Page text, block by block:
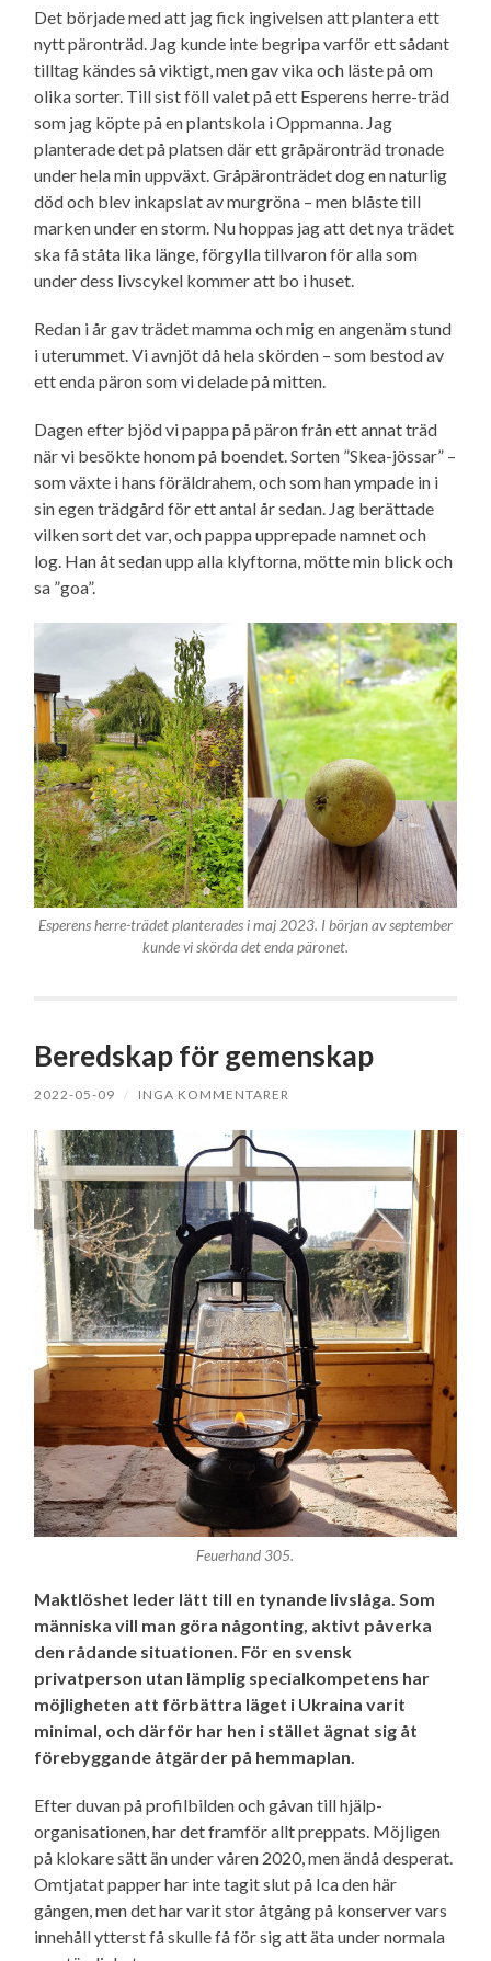
Det började med att jag fick ingivelsen att plantera ett
nytt päronträd. Jag kunde inte begripa varför ett sådant
tilltag kändes så viktigt, men gav vika och läste på om
olika sorter. Till sist föll valet på ett Esperens herre-träd
som jag köpte på en plantskola i Oppmanna. Jag
planterade det på platsen där ett gråpäronträd tronade
under hela min uppväxt. Gråpäronträdet dog en naturlig
död och blev inkapslat av murgröna – men blåste till
marken under en storm. Nu hoppas jag att det nya trädet
ska få ståta lika länge, förgylla tillvaron för alla som
under dess livscykel kommer att bo i huset.
Redan i år gav trädet mamma och mig en angenäm stund
i uterummet. Vi avnjöt då hela skörden – som bestod av
ett enda päron som vi delade på mitten.
Dagen efter bjöd vi pappa på päron från ett annat träd
när vi besökte honom på boendet. Sorten ”Skea-jössar” –
som växte i hans föräldrahem, och som han ympade in i
sin egen trädgård för ett antal år sedan. Jag berättade
vilken sort det var, och pappa upprepade namnet och
log. Han åt sedan upp alla klyftorna, mötte min blick och
sa ”goa”.
Esperens herre-trädet planterades i maj 2023. I början av september
kunde vi skörda det enda päronet.
Beredskap för gemenskap
2022-05-09 / INGA KOMMENTARER
Feuerhand 305.
Maktlöshet leder lätt till en tynande livslåga. Som
människa vill man göra någonting, aktivt påverka
den rådande situationen. För en svensk
privatperson utan lämplig special­kompetens har
möjligheten att förbättra läget i Ukraina varit
minimal, och därför har hen i stället ägnat sig åt
förebyggande åtgärder på hemmaplan.
Efter duvan på profilbilden och gåvan till hjälp­
organisationen, har det framför allt preppats. Möjligen
på klokare sätt än under våren 2020, men ändå desperat.
Omtjatat papper har inte tagit slut på Ica den här
gången, men det har varit stor åtgång på konserver vars
innehåll ytterst få skulle få för sig att äta under normala